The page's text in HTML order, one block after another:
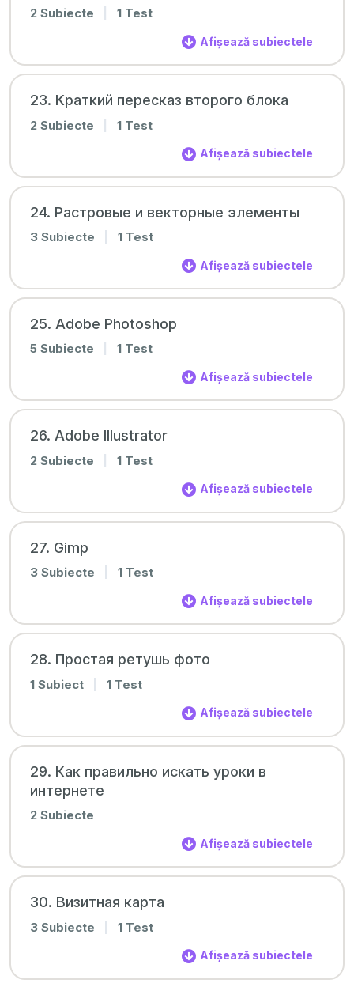
2 Subiecte 1 Test
Afișează subiectele
23. Kраткий пересказ второго блока
2 Subiecte 1 Test
Afișează subiectele
24. Растровые и векторные элементы
3 Subiecte 1 Test
Afișează subiectele
25. Adobe Photoshop
5 Subiecte 1 Test
Afișează subiectele
26. Adobe Illustrator
2 Subiecte 1 Test
Afișează subiectele
27. Gimp
3 Subiecte 1 Test
Afișează subiectele
28. Простая ретушь фото
1 Subiect 1 Test
Afișează subiectele
29. Как правильно искать уроки в
интернете
2 Subiecte
Afișează subiectele
30. Визитная карта
3 Subiecte 1 Test
Afișează subiectele